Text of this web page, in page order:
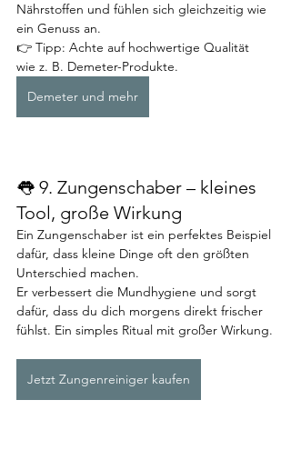
Nährstoffen und fühlen sich gleichzeitig wie
ein Genuss an.
👉 Tipp: Achte auf hochwertige Qualität
wie z. B. Demeter-Produkte.
Demeter und mehr
👅 9. Zungenschaber – kleines
Tool, große Wirkung
Ein Zungenschaber ist ein perfektes Beispiel
dafür, dass kleine Dinge oft den größten
Unterschied machen.
Er verbessert die Mundhygiene und sorgt
dafür, dass du dich morgens direkt frischer
fühlst. Ein simples Ritual mit großer Wirkung.
Jetzt Zungenreiniger kaufen